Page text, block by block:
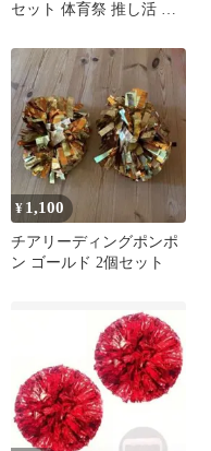
セット 体育祭 推し活 イ
¥ 1,100
チアリーディングポンポ
ン ゴールド 2個セット